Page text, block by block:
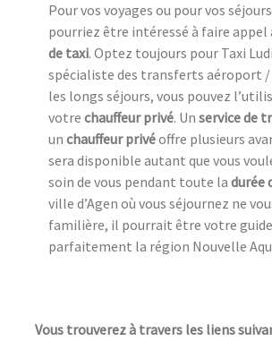
Pour vos voyages ou pour vos
pourriez être intéressé à faire appel
de taxi. Optez toujours pour Taxi
spécialiste des transferts aéroport
les longs séjours, vous pouvez
votre chauffeur privé. Un service de
un chauffeur privéoffre plusieurs
sera disponible autant que vous
soin de vous pendant toute la durée
ville d’Agen où vous séjournez ne
familière, il pourrait être votre
parfaitement la région Nouvelle
Vous trouverez à travers les liens